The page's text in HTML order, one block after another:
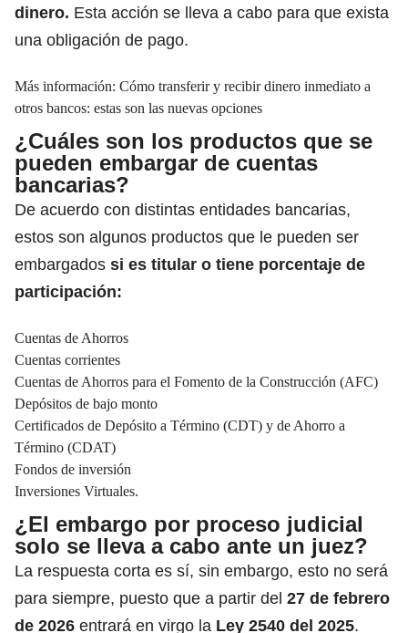
dinero. Esta acción se lleva a cabo para que exista
una obligación de pago.
Más información: Cómo transferir y recibir dinero inmediato a
otros bancos: estas son las nuevas opciones
¿Cuáles son los productos que se
pueden embargar de cuentas
bancarias?
De acuerdo con distintas entidades bancarias,
estos son algunos productos que le pueden ser
embargados si es titular o tiene porcentaje de
participación:
Cuentas de Ahorros
Cuentas corrientes
Cuentas de Ahorros para el Fomento de la Construcción (AFC)
Depósitos de bajo monto
Certificados de Depósito a Término (CDT) y de Ahorro a
Término (CDAT)
Fondos de inversión
Inversiones Virtuales.
¿El embargo por proceso judicial
solo se lleva a cabo ante un juez?
La respuesta corta es sí, sin embargo, esto no será
para siempre, puesto que a partir del 27 de febrero
de 2026 entrará en virgo la Ley 2540 del 2025.